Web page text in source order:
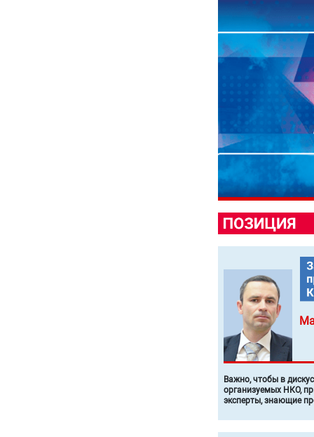
Важно, чтобы в
организуемых НКО,
эксперты, знающие